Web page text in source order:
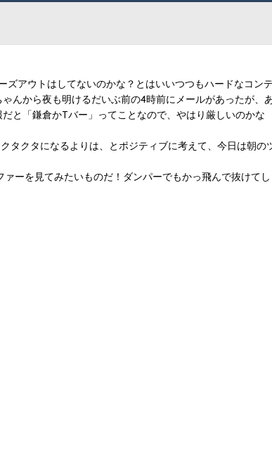
ズアウトはしてないのかな？とはいいつつもハードなコン
んから夜も明けるだいぶ前の4時前にメールがあったが、
と「鎌倉かTバー」ってことなので、やはり厳しいのかな
タクタになるよりは、とポジティブに考えて、今日は朝の
ーを見てみたいものだ！ダンパーでもかっ飛んで抜けてし